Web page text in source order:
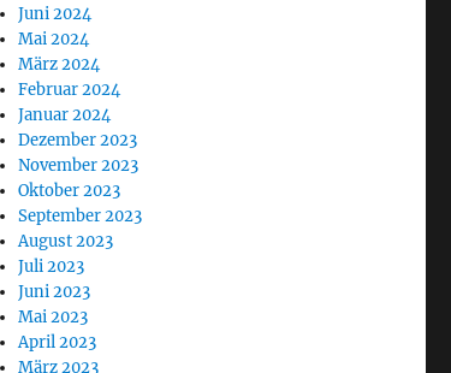
Juni 2024
Mai 2024
März 2024
Februar 2024
Januar 2024
Dezember 2023
November 2023
Oktober 2023
September 2023
August 2023
Juli 2023
Juni 2023
Mai 2023
April 2023
März 2023